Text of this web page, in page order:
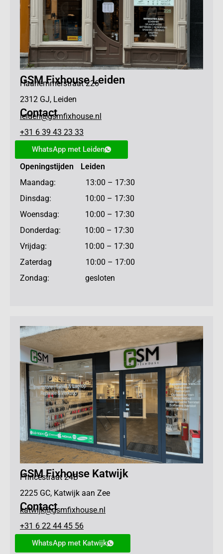
GSM Fixhouse Leiden
Haarlemmerstraat 226
2312 GJ, Leiden
Contact
leiden@gsmfixhouse.nl
+31 6 39 43 23 33
WhatsApp met Leiden
Openingstijden Leiden
Maandag: 13:00 – 17:30
Dinsdag: 10:00 – 17:30
Woensdag: 10:00 – 17:30
Donderdag: 10:00 – 17:30
Vrijdag: 10:00 – 17:30
Zaterdag 10:00 – 17:00
Zondag: gesloten
GSM Fixhouse Katwijk
Princestraat 24B
2225 GC, Katwijk aan Zee
Contact
katwijk@gsmfixhouse.nl
+31 6 22 44 45 56
WhatsApp met Katwijk